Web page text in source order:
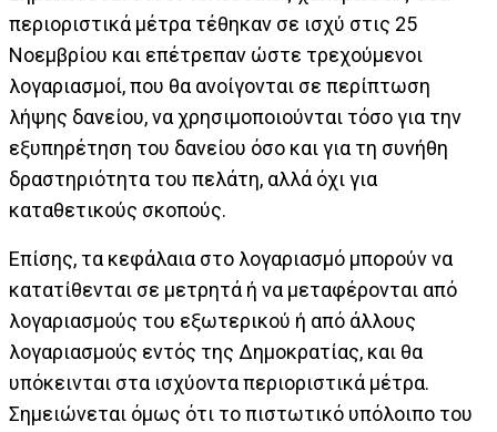
περιοριστικά μέτρα τέθηκαν σε ισχύ στις 25
Νοεμβρίου και επέτρεπαν ώστε τρεχούμενοι
λογαριασμοί, που θα ανοίγονται σε περίπτωση
λήψης δανείου, να χρησιμοποιούνται τόσο για την
εξυπηρέτηση του δανείου όσο και για τη συνήθη
δραστηριότητα του πελάτη, αλλά όχι για
καταθετικούς σκοπούς.
Επίσης, τα κεφάλαια στο λογαριασμό μπορούν να
κατατίθενται σε μετρητά ή να μεταφέρονται από
λογαριασμούς του εξωτερικού ή από άλλους
λογαριασμούς εντός της Δημοκρατίας, και θα
υπόκεινται στα ισχύοντα περιοριστικά μέτρα.
Σημειώνεται όμως ότι το πιστωτικό υπόλοιπο του